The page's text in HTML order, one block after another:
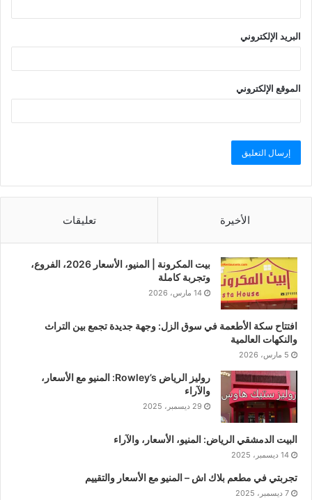
البريد الإلكتروني
الموقع الإلكتروني
الأخيرة تعليقات
بيت المكرونة | المنيو، الأسعار 2026، الفروع،
وتجربة كاملة
14 مارس، 2026
افتتاح سكة الأطعمة في سوق الزل: وجهة جديدة تجمع بين التراث
والنكهات العالمية
5 مارس، 2026
روليز الرياض Rowley’s: المنيو مع الأسعار،
والآراء
29 ديسمبر، 2025
البيت الدمشقي الرياض: المنيو، الأسعار، والآراء
14 ديسمبر، 2025
تجربتي في مطعم بلاك اش – المنيو مع الأسعار والتقييم
7 ديسمبر، 2025